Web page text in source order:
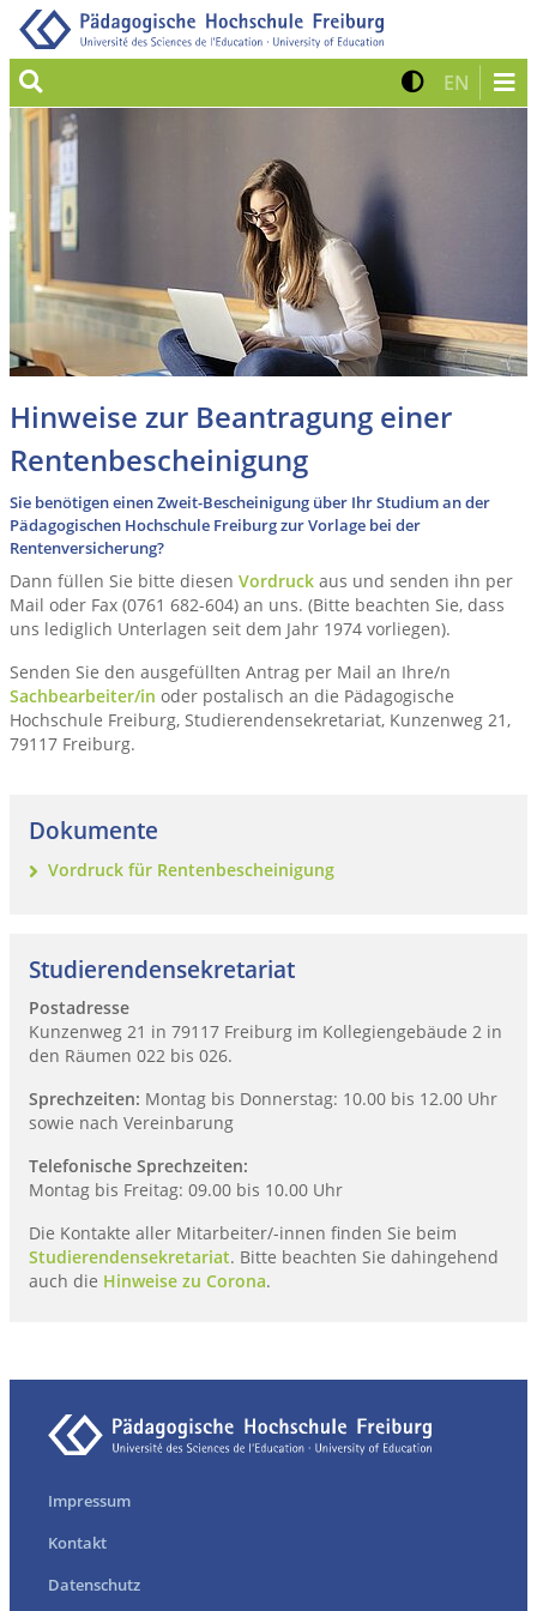
Suche Kontrast
EN Zur
Hinweise zur Beantragung einer
Rentenbescheinigung
Sie benötigen einen Zweit-Bescheinigung über Ihr Studium an der
Pädagogischen Hochschule Freiburg zur Vorlage bei der
Rentenversicherung?
Dann füllen Sie bitte diesen Vordruck aus und senden ihn per
Mail oder Fax (0761 682-604) an uns. (Bitte beachten Sie, dass
uns lediglich Unterlagen seit dem Jahr 1974 vorliegen).
Senden Sie den ausgefüllten Antrag per Mail an Ihre/n
Sachbearbeiter/in oder postalisch an die Pädagogische
Hochschule Freiburg, Studierendensekretariat, Kunzenweg 21,
79117 Freiburg.
Dokumente
Vordruck für Rentenbescheinigung
Studierendensekretariat
Postadresse
Kunzenweg 21 in 79117 Freiburg im Kollegiengebäude 2 in
den Räumen 022 bis 026.
Sprechzeiten: Montag bis Donnerstag: 10.00 bis 12.00 Uhr
sowie nach Vereinbarung
Telefonische Sprechzeiten:
Montag bis Freitag: 09.00 bis 10.00 Uhr
Die Kontakte aller Mitarbeiter/-innen finden Sie beim
Studierendensekretariat. Bitte beachten Sie dahingehend
auch die Hinweise zu Corona.
Impressum
Kontakt
Datenschutz